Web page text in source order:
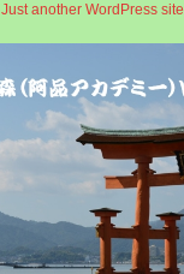
Just another WordPress site